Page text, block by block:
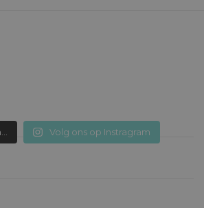
Volg ons op Instragram